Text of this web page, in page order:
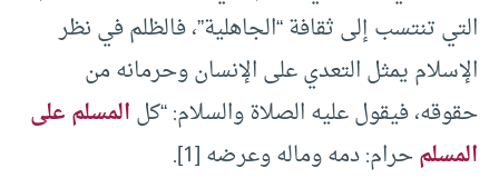
التي تنتسب إلى ثقافة “الجاهلية”، فالظلم في نظر
الإسلام يمثل التعدي على الإنسان وحرمانه من
حقوقه، فيقول عليه الصلاة والسلام: “كلالمسلم على
المسلمحرام: دمه وماله وعرضه [1].